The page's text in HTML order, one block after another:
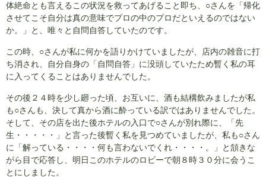
体絶命とも言えるこの状況を救ってあげること即ち、○さんを「帰化
させてこそ自分は真の意味でプロの中のプロだといえるのではない
か。」と、唯々と自問自答していたのです。
この時、○さんが私に何かを語りかけていましたが、店内の雑音に打
ち消され、自分自身の「自問自答」に没頭していたため暫く私の耳
に入ってくることはありませんでした。
その後２４時を少し廻った頃、お互いに、酒も結構飲みましたが私
も○さんも、決して真から酒に酔っている訳ではありませんでした。
そして、その店を出た後ホテルの入口で○さんが別れ際に、「先
生・・・・・」と言った後暫く私を見つめていましたが、私も○さん
に「解っている・・・・何も言わないでくれ・・・・。」と頷きな
がら目で応答し、明日このホテルのロビーで朝８時３０分に会うこ
とにしました。